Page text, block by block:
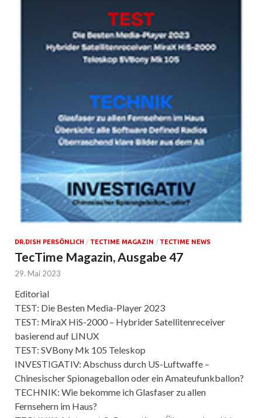
DR.DISH PERSÖNLICH / TECTIME MAGAZIN / TECTIME NEWS
TecTime Magazin, Ausgabe 47
29. Mai 2023
Editorial
TEST: Die Besten Media-Player 2023
TEST: MiraX HiS-2000 – Hybrider Satellitenreceiver
basierend auf LINUX
TEST: SVBony Mk 105 Teleskop
INVESTIGATIV: Abschuss durch US-Luftwaffe –
Chinesischer Spionageballon oder ein Amateufunkballon?
TECHNIK: Wie bekomme ich Glasfaser zu allen
Fernsehern im Haus?